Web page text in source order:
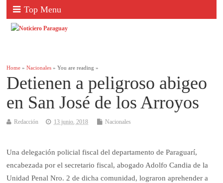
Top Menu
Home »Nacionales » You are reading »
Detienen a peligroso abigeo
en San José de los Arroyos
Redacción 13 junio, 2018 Nacionales
Una delegación policial fiscal del departamento de Paraguarí,
encabezada por el secretario fiscal, abogado Adolfo Candia de la
Unidad Penal Nro. 2 de dicha comunidad, lograron aprehender a